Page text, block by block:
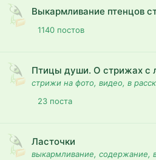
Выкармливание птенцов
1140 постов
Птицы души. О стрижах с
стрижи на фото, видео, в
23 поста
Ласточки
выкармливание, содержание,